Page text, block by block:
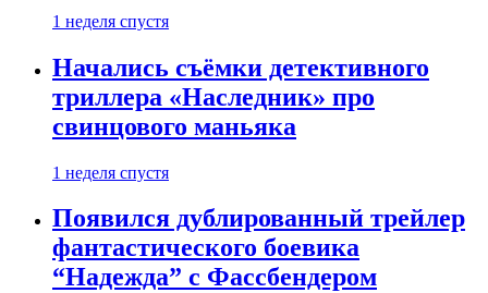
1 неделя спустя
Начались съёмки детективного
триллера «Наследник» про
свинцового маньяка
1 неделя спустя
Появился дублированный трейлер
фантастического боевика
“Надежда” с Фассбендером